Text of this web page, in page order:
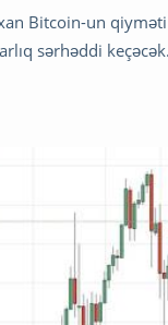
Bitcoin-un
sərhəddi